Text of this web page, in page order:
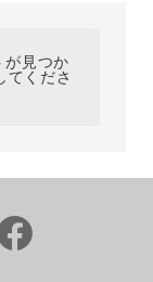
が見つか
てくださ